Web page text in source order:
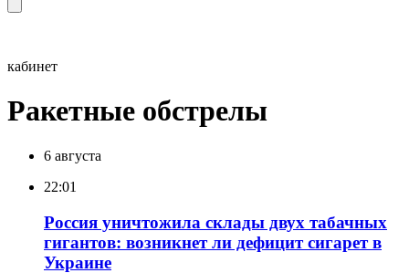
кабинет
Ракетные обстрелы
6 августа
22:01
Россия уничтожила склады двух табачных
гигантов: возникнет ли дефицит сигарет в
Украине